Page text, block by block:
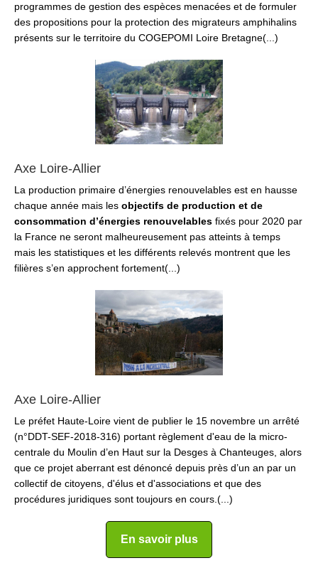
programmes de gestion des espèces menacées et de formuler
des propositions pour la protection des migrateurs amphihalins
présents sur le territoire du COGEPOMI Loire Bretagne(...)
Axe Loire-Allier
La production primaire d’énergies renouvelables est en hausse
chaque année mais les objectifs de production et de
consommation d’énergies renouvelables fixés pour 2020 par
la France ne seront malheureusement pas atteints à temps
mais les statistiques et les différents relevés montrent que les
filières s’en approchent fortement(...)
Axe Loire-Allier
Le préfet Haute-Loire vient de publier le 15 novembre un arrêté
(n°DDT-SEF-2018-316) portant règlement d'eau de la micro-
centrale du Moulin d’en Haut sur la Desges à Chanteuges, alors
que ce projet aberrant est dénoncé depuis près d’un an par un
collectif de citoyens, d'élus et d'associations et que des
procédures juridiques sont toujours en cours.(...)
En savoir plus